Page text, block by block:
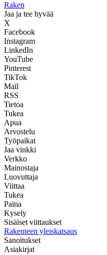
Raken
Jaa ja tee hyvää
X
Facebook
Instagram
LinkedIn
YouTube
Pinterest
TikTok
Mail
RSS
Tietoa
Tukea
Apua
Arvostelu
Työpaikat
Jaa vinkki
Verkko
Mainostaja
Luovuttaja
Viittaa
Tukea
Paina
Kysely
Sisäiset viittaukset
Rakenteen yleiskatsaus
Sanoitukset
Asiakirjat